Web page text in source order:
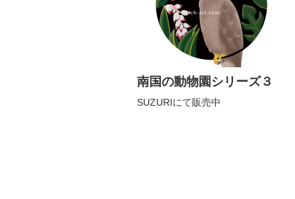
南国の動物園シリーズ３
SUZURIにて販売中